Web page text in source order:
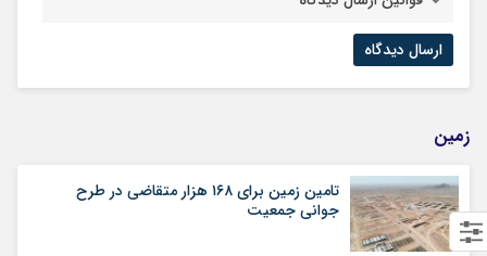
زمین
تامین زمین برای ۱۶۸ هزار متقاضی در طرح
جوانی جمعیت